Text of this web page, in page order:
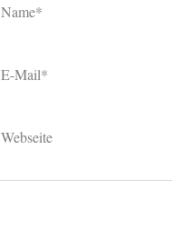
Name*
E-Mail*
Webseite